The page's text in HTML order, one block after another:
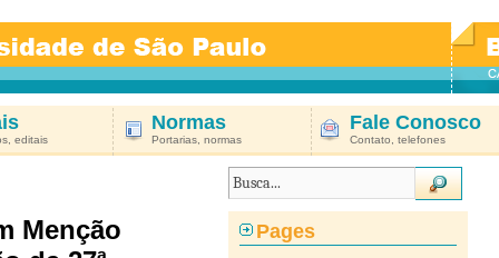
editais
Normas
Portarias, normas
Fale Conosco
Contato, telefones
Menção
Pages